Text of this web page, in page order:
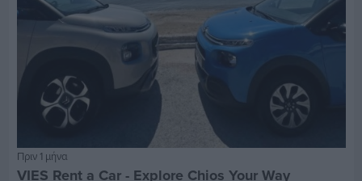
Πριν 1 μήνα
VIES Rent a Car - Explore Chios Your Way